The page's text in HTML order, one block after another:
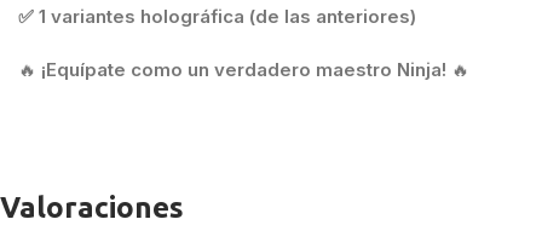
✅ 1 variantes holográfica (de las anteriores)
🔥 ¡Equípate como un verdadero maestro Ninja! 🔥
Valoraciones